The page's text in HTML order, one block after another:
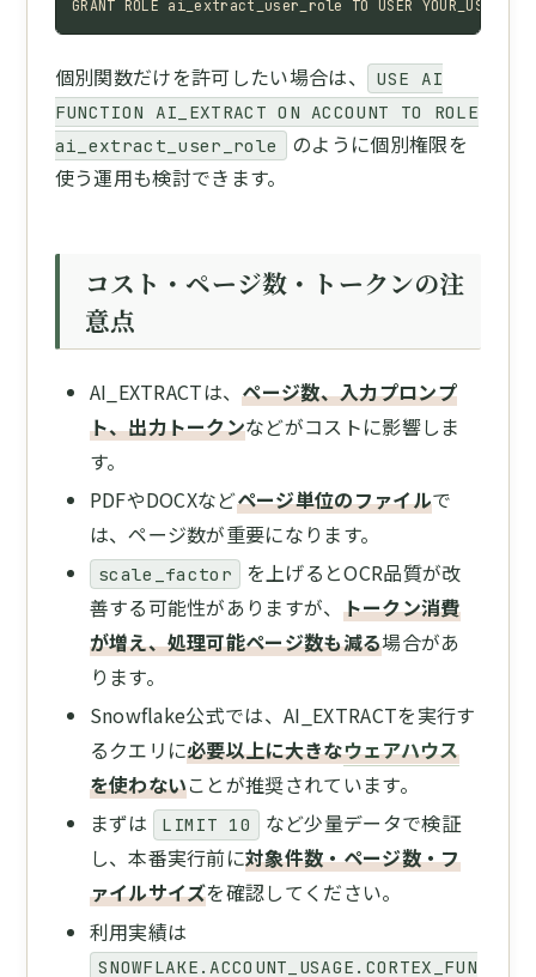
GRANT ROLE ai_extract_user_role TO USER
個別関数だけを許可したい場合は、
USE AI
FUNCTION AI_EXTRACT ON ACCOUNT TO ROLE
ai_extract_user_role
のように個別権限を
使う運用も検討できます。
コスト・ページ数・トークンの注
意点
AI_EXTRACTは、ページ数、入力プロンプ
ト、出力トークンなどがコストに影響しま
す。
PDFやDOCXなどページ単位のファイルで
は、ページ数が重要になります。
scale_factor
を上げるとOCR品質が改
善する可能性がありますが、 トークン消費
が増え、処理可能ページ数も減る場合があ
ります。
Snowflake公式では、AI_EXTRACTを実行す
るクエリに必要以上に大きなウェアハウス
を使わないことが推奨されています。
まずは
LIMIT 10
など少量データで検証
し、本番実行前に対象件数・ページ数・フ
ァイルサイズを確認してください。
利用実績は
SNOWFLAKE.ACCOUNT_USAGE.CORTEX_FUN